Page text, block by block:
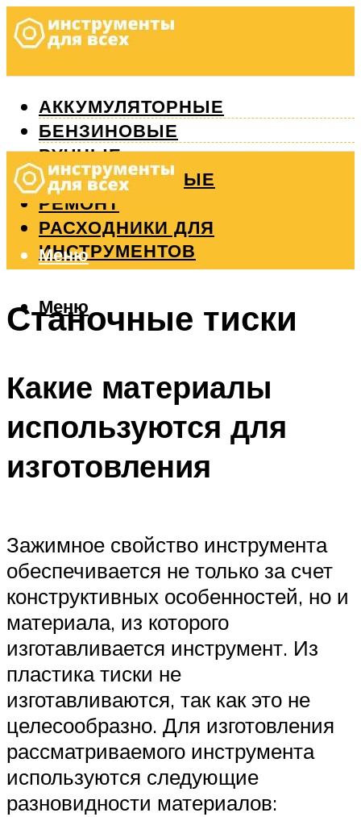
АККУМУЛЯТОРНЫЕ
БЕНЗИНОВЫЕ
РУЧНЫЕ
ИЗМЕРИТЕЛЬНЫЕ
РЕМОНТ
РАСХОДНИКИ ДЛЯ
ИНСТРУМЕНТОВ
Меню
Меню
Станочные тиски
Какие материалы
используются для
изготовления
Зажимное свойство инструмента
обеспечивается не только за счет
конструктивных особенностей, но и
материала, из которого
изготавливается инструмент. Из
пластика тиски не
изготавливаются, так как это не
целесообразно. Для изготовления
рассматриваемого инструмента
используются следующие
разновидности материалов: